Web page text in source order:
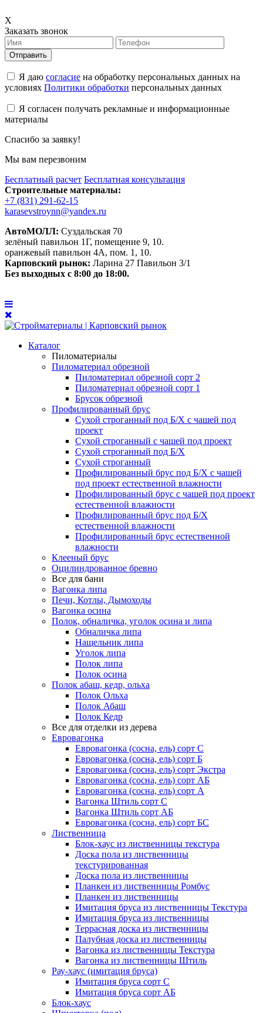
X
Заказать звонок
Отправить
Я даю согласие на обработку персональных данных на
условиях Политики обработки персональных данных
Я согласен получать рекламные и информационные
материалы
Спасибо за заявку!
Мы вам перезвоним
Бесплатный расчет Бесплатная консультация
Строительные материалы:
+7 (831) 291-62-15
karasevstroynn@yandex.ru
АвтоМОЛЛ: Суздальская 70
зелёный павильон 1Г, помещение 9, 10.
оранжевый павильон 4А, пом. 1, 10.
Карповский рынок: Ларина 27 Павильон 3/1
Без выходных с 8:00 до 18:00.
Каталог
Пиломатериалы
Пиломатериал обрезной
Пиломатериал обрезной сорт 2
Пиломатериал обрезной сорт 1
Брусок обрезной
Профилированный брус
Сухой строганный под Б/Х с чашей под
проект
Сухой строганный с чашей под проект
Сухой строганный под Б/Х
Сухой строганный
Профилированный брус под Б/Х с чашей
под проект естественной влажности
Профилированный брус с чашей под проект
естественной влажности
Профилированный брус под Б/Х
естественной влажности
Профилированный брус естественной
влажности
Клееный брус
Оцилиндрованное бревно
Все для бани
Вагонка липа
Печи, Котлы, Дымоходы
Вагонка осина
Полок, обналичка, уголок осина и липа
Обналичка липа
Нащельник липа
Уголок липа
Полок липа
Полок осина
Полок абаш, кедр, ольха
Полок Ольха
Полок Абаш
Полок Кедр
Все для отделки из дерева
Евровагонка
Евровагонка (сосна, ель) сорт С
Евровагонка (сосна, ель) сорт Б
Евровагонка (сосна, ель) сорт Экстра
Евровагонка (сосна, ель) сорт АБ
Евровагонка (сосна, ель) сорт А
Вагонка Штиль сорт С
Вагонка Штиль сорт АБ
Евровагонка (сосна, ель) сорт БС
Лиственница
Блок-хаус из лиственницы текстура
Доска пола из лиственницы
текстурированная
Доска пола из лиственницы
Планкен из лиственницы Ромбус
Планкен из лиственницы
Имитация бруса из лиственницы Текстура
Имитация бруса из лиственницы
Террасная доска из лиственницы
Палубная доска из лиственницы
Вагонка из лиственницы Текстура
Вагонка из лиственницы Штиль
Рау-хаус (имитация бруса)
Имитация бруса сорт С
Имитация бруса сорт АБ
Блок-хаус